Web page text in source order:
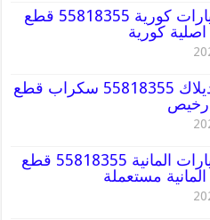
قطع غيار سيارات كورية 55818355 قطع
كورية
قطع غيار كاديلاك 55818355 سكراب قطع
رخيص
قطع غيار سيارات المانية 55818355 قطع
مستعملة